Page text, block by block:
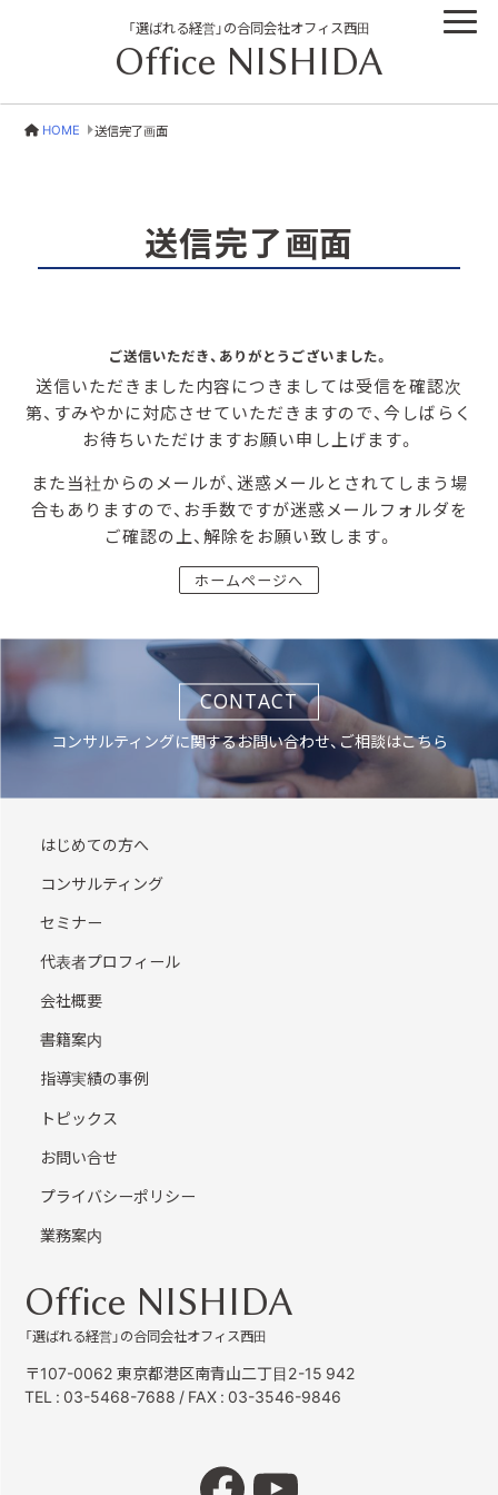
「選ばれる経営」の合同会社オフィス西田
Office NISHIDA
HOME 送信完了画面
送信完了画面
ご送信いただき、ありがとうございました。
送信いただきました内容につきましては受信を確認次
第、すみやかに対応させていただきますので、今しばらく
お待ちいただけますお願い申し上げます。
また当社からのメールが、迷惑メールとされてしまう場
合もありますので、お手数ですが迷惑メールフォルダを
ご確認の上、解除をお願い致します。
ホームページへ
CONTACT
コンサルティングに関するお問い合わせ、ご相談はこちら
はじめての方へ
コンサルティング
セミナー
代表者プロフィール
会社概要
書籍案内
指導実績の事例
トピックス
お問い合せ
プライバシーポリシー
業務案内
Office NISHIDA
「選ばれる経営」の合同会社オフィス西田
〒107-0062 東京都港区南青山二丁目2-15 942
TEL :03-5468-7688 / FAX : 03-3546-9846